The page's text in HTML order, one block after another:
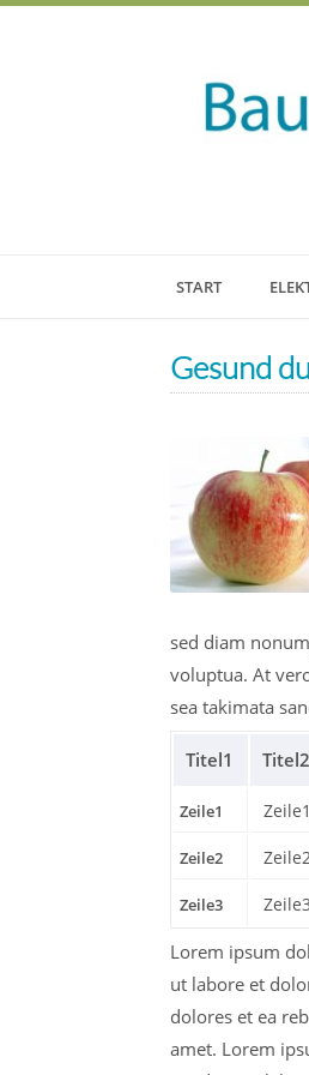
START
Gesund
sed diam
voluptua. At
sea takimata
Titel1 Titel2
Zeile1 Zeile1
Zeile2 Zeile2
Zeile3 Zeile3
Lorem ipsum
ut labore et
dolores et ea
amet. Lorem